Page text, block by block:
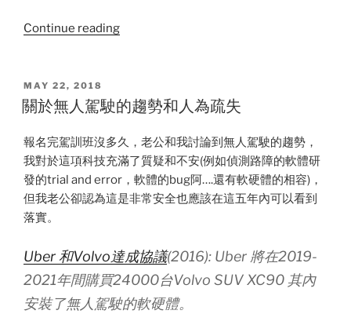
Continue reading“考
駕
的
心
得
回
POSTED
ON
MAY 22, 2018
關於無人駕駛的趨勢和人為疏失
報名完駕訓班沒多久，老公和我討論到無人駕駛的趨勢，
我對於這項科技充滿了質疑和不安(例如偵測路障的軟體研
發的trial and error，軟體的bug阿….還有軟硬體的相容)，
但我老公卻認為這是非常安全也應該在這五年內可以看到
落實。
Uber 和Volvo達成協議(2016): Uber 將在2019-
2021年間購買24000台Volvo SUV XC90 其內
安裝了無人駕駛的軟硬體。